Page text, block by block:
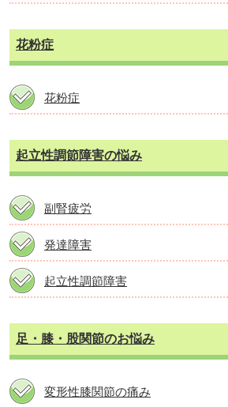
花粉症
花粉症
起立性調節障害の悩み
副腎疲労
発達障害
起立性調節障害
足・膝・股関節のお悩み
変形性膝関節の痛み